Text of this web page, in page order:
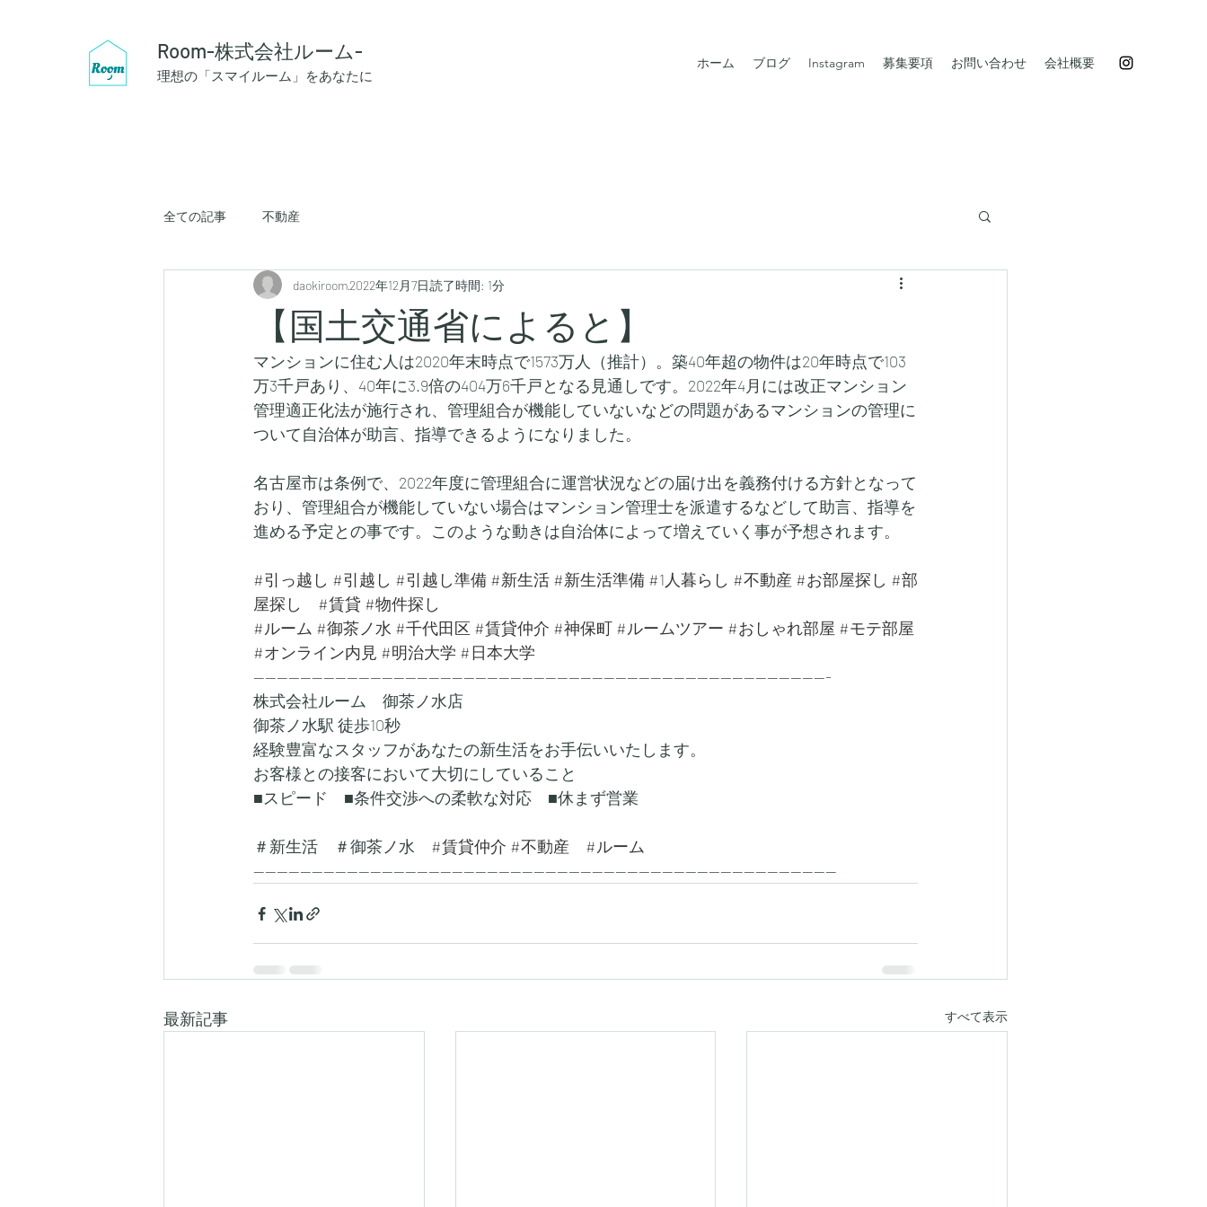
Room-株式会社ルーム-
理想の「スマイルーム」をあなたに
ホーム ブログ Instagram 募集要項 お問い合わせ 会社概要
全ての記事 不動産
【国土交通省によると】
daokiroom2022年12月7日読了時間: 1分
マンションに住む人は2020年末時点で1573万人（推計）。築40年超の物件は20年時点で103
万3千戸あり、40年に3.9倍の404万6千戸となる見通しです。2022年4月には改正マンション
管理適正化法が施行され、管理組合が機能していないなどの問題があるマンションの管理に
ついて自治体が助言、指導できるようになりました。
名古屋市は条例で、2022年度に管理組合に運営状況などの届け出を義務付ける方針となって
おり、管理組合が機能していない場合はマンション管理士を派遣するなどして助言、指導を
進める予定との事です。このような動きは自治体によって増えていく事が予想されます。
#引っ越し #引越し #引越し準備 #新生活 #新生活準備 #1人暮らし #不動産 #お部屋探し #部
屋探し
#賃貸 #物件探し
#ルーム #御茶ノ水 #千代田区 #賃貸仲介 #神保町 #ルームツアー #おしゃれ部屋 #モテ部屋
#オンライン内見 #明治大学 #日本大学
---------------------------------------------------------------------------------------------------
株式会社ルーム　御茶ノ水店
御茶ノ水駅 徒歩10秒
経験豊富なスタッフがあなたの新生活をお手伝いいたします。
お客様との接客において大切にしていること
■スピード　■条件交渉への柔軟な対応　■休まず営業
＃新生活　＃御茶ノ水 #賃貸仲介 #不動産
#ルーム
----------------------------------------------------------------------------------------------------
最新記事 すべて表示